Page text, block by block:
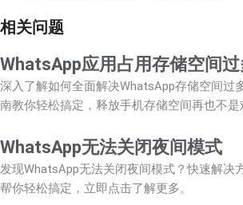
相关问题
WhatsApp应用占用存储空间过
深入了解如何全面解决WhatsApp存储空间过
南教你轻松搞定，释放手机存储空间再也不是
WhatsApp无法关闭夜间模式
发现WhatsApp无法关闭夜间模式？快速解决
帮你轻松搞定，立即点击了解更多。